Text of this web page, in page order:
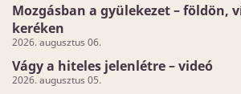
Mozgásban a gyülekezet – földön,
keréken
2026. augusztus 06.
Vágy a hiteles jelenlétre – videó
2026. augusztus 05.